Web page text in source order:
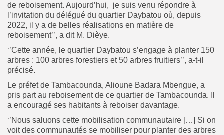
de reboisement. Aujourd’hui, je suis venu répondre à
l’invitation du délégué du quartier Daybatou où, depuis
2022, il y a de belles réalisations en matière de
reboisement’’, a dit M. Dièye.
‘’Cette année, le quartier Daybatou s’engage à planter 150
arbres : 100 arbres forestiers et 50 arbres fruitiers’’, a-t-il
précisé.
Le préfet de Tambacounda, Alioune Badara Mbengue, a
pris part au reboisement de ce quartier de Tambacounda. Il
a encouragé ses habitants à reboiser davantage.
‘’Nous saluons cette mobilisation communautaire […] Si on
voit des communautés se mobiliser pour planter des arbres